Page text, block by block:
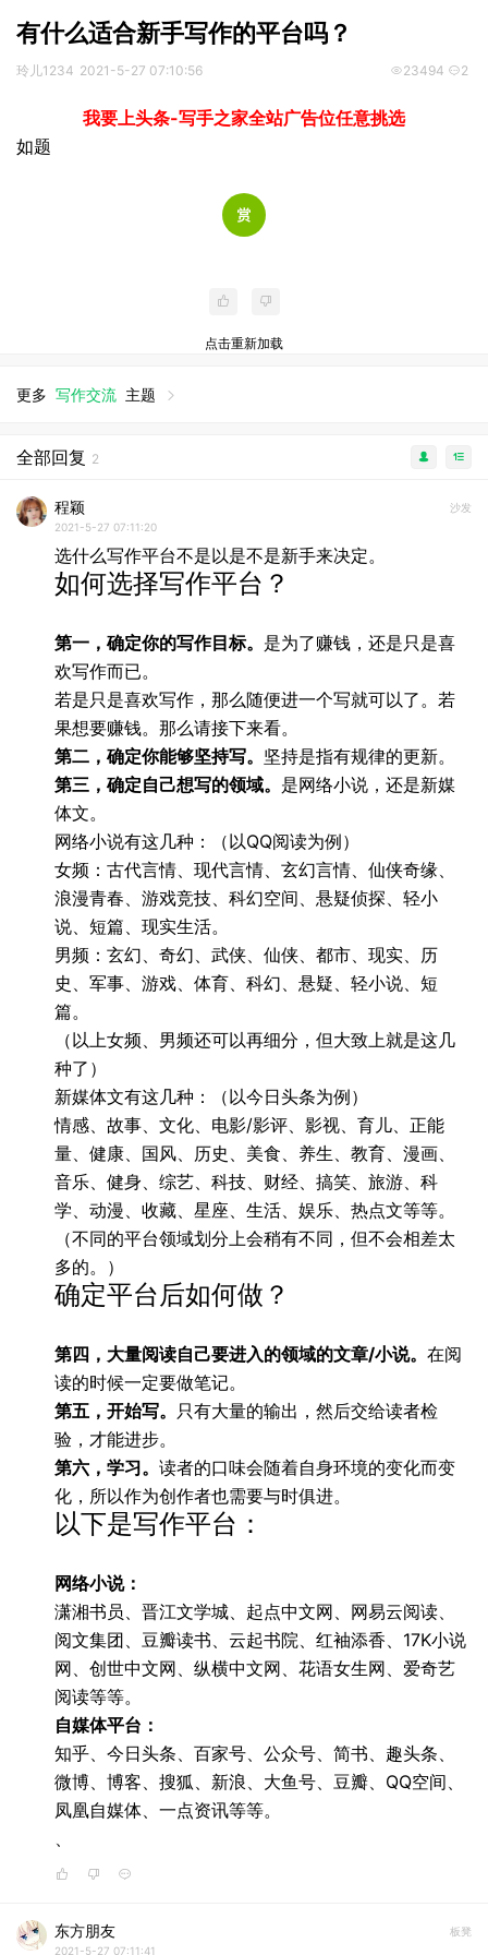
有什么适合新手写作的平台吗？
玲儿1234 2021-5-27 07:10:56 23494 2
我要上头条-写手之家全站广告位任意挑选
如题
点击重新加载
更多 写作交流 主题
全部回复 2
沙发
程颖
2021-5-27 07:11:20
选什么写作平台不是以是不是新手来决定。
如何选择写作平台？
第一，确定你的写作目标。 是为了赚钱，还是只是喜
欢写作而已。
若是只是喜欢写作，那么随便进一个写就可以了。若
果想要赚钱。那么请接下来看。
第二，确定你能够坚持写。 坚持是指有规律的更新。
第三，确定自己想写的领域。 是网络小说，还是新媒
体文。
网络小说有这几种：（以QQ阅读为例）
女频：古代言情、现代言情、玄幻言情、仙侠奇缘、
浪漫青春、游戏竞技、科幻空间、悬疑侦探、轻小
说、短篇、现实生活。
男频：玄幻、奇幻、武侠、仙侠、都市、现实、历
史、军事、游戏、体育、科幻、悬疑、轻小说、短
篇。
（以上女频、男频还可以再细分，但大致上就是这几
种了）
新媒体文有这几种：（以今日头条为例）
情感、故事、文化、电影/影评、影视、育儿、正能
量、健康、国风、历史、美食、养生、教育、漫画、
音乐、健身、综艺、科技、财经、搞笑、旅游、科
学、动漫、收藏、星座、生活、娱乐、热点文等等。
（不同的平台领域划分上会稍有不同，但不会相差太
多的。）
确定平台后如何做？
第四，大量阅读自己要进入的领域的文章/小说。 在阅
读的时候一定要做笔记。
第五，开始写。 只有大量的输出，然后交给读者检
验，才能进步。
第六，学习。 读者的口味会随着自身环境的变化而变
化，所以作为创作者也需要与时俱进。
以下是写作平台：
网络小说：
潇湘书员、晋江文学城、起点中文网、网易云阅读、
阅文集团、豆瓣读书、云起书院、红袖添香、17K小说
网、创世中文网、纵横中文网、花语女生网、爱奇艺
阅读等等。
自媒体平台：
知乎、今日头条、百家号、公众号、简书、趣头条、
微博、博客、搜狐、新浪、大鱼号、豆瓣、QQ空间、
凤凰自媒体、一点资讯等等。
、
板凳
东方朋友
2021-5-27 07:11:41